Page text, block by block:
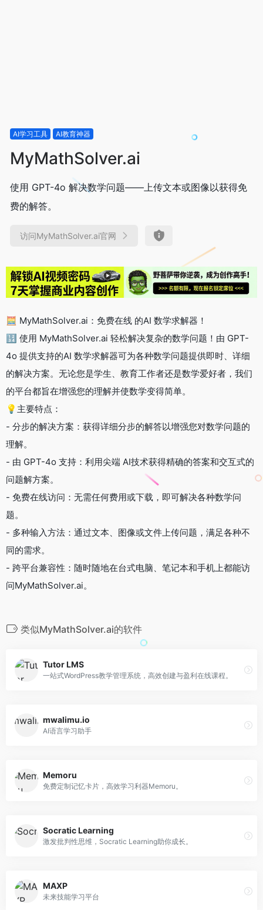
AI学习工具 AI教育神器
MyMathSolver.ai
使用 GPT-4o 解决数学问题——上传文本或图像以获得免
费的解答。
访问MyMathSolver.ai官网
🧮 MyMathSolver.ai：免费在线 的AI 数学求解器！
🔢 使用 MyMathSolver.ai 轻松解决复杂的数学问题！由 GPT-
4o 提供支持的AI 数学求解器可为各种数学问题提供即时、详细
的解决方案。无论您是学生、教育工作者还是数学爱好者，我们
的平台都旨在增强您的理解并使数学变得简单。
💡主要特点：
- 分步的解决方案：获得详细分步的解答以增强您对数学问题的
理解。
- 由 GPT-4o 支持：利用尖端 AI技术获得精确的答案和交互式的
问题解方案。
- 免费在线访问：无需任何费用或下载，即可解决各种数学问
题。
- 多种输入方法：通过文本、图像或文件上传问题，满足各种不
同的需求。
- 跨平台兼容性：随时随地在台式电脑、笔记本和手机上都能访
问MyMathSolver.ai。
类似MyMathSolver.ai的软件
Tutor LMS
一站式WordPress教学管理系统，高效创建与盈利在线课程。
mwalimu.io
AI语言学习助手
Memoru
免费定制记忆卡片，高效学习利器Memoru。
Socratic Learning
激发批判性思维，Socratic Learning助你成长。
MAXP
未来技能学习平台